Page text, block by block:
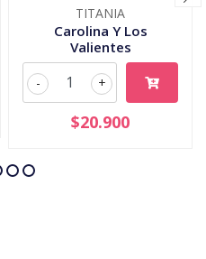
TITANIA
Carolina Y Los
Valientes
+
-
$20.900